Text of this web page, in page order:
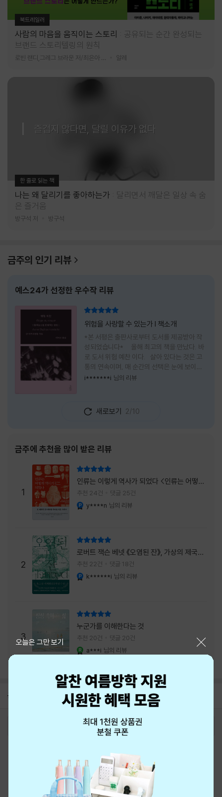
북트레일러
사람의 마음을 움직이는 스토리
공유되는 순간 완성되는
브랜드 스토리텔링의 원칙
알레
즐겁지 않다면, 달릴 이유가 없다
한 줄로 읽는 책
나는 왜 달리기를 좋아하는가
달리면서 깨달은 일상 속 숨
은 즐거움
방구석 저 방구석
금주의 인기 리뷰
예스24가 선정한 우수작 리뷰
위험을 사랑할 수 있는가 l 책소개
*본 서평은 출판사로부터 도서를 제공받아 작
성되었습니다* 올해 최고의 책을 만났다. 바
로 도서 위험 예찬 이다. 살아 있다는 것은 고
통의 연속이며, 매 순간의 선택은 눈에 보이지
않는 위험을 감수해야 한다는 것을 의미한다.
도전하고 미지의 세계로 발을 내딛기란 결코 쉬
운 일이 아니다. 그러나 이 책을 읽다 보면 그 마
내가 진실로 원했던 방향을 향해 움직이고 있을
지도 모른다. 위험은 두려움의 대상이 아니라,
내가 진짜 원하는 삶으로 향하는 문 앞에 늘 함
께 서 있기 때문이다. 이 책은 프랑스의 철학
자이자 정신분석가인 안 뒤푸르망
i*******i 님의 리뷰
새로보기 2/10
금주에 추천을 많이 받은 리뷰
1
인류는 이렇게 역사가 되었다 <인류는 어떻게
역사가 되었나>
추천 24건 댓글 25건
y****n 님의 리뷰
2
로버트 잭슨 베넷 《오염된 잔》, 가상의 제국이
주는 실감과 미스터리 사건의 치밀함이 이루어
내는 최상의 시너지...
추천 22건 댓글 18건
k******i 님의 리뷰
3
누군가를 이해한다는 것
추천 20건 댓글 20건
a***i 님의 리뷰
공지 8월 신용카드 무이자할부 안내
오늘은 그만 보기
최근 본 상품
eBook 1:1문의/채팅상담
예스이십사(주) 사업자 정보
이용약관
개인정보처리방침
청소년보호정책